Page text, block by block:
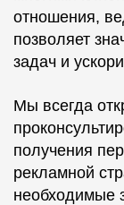
отношения,
позволяет
задач и
Мы всегда
получения
рекламной
необходимые